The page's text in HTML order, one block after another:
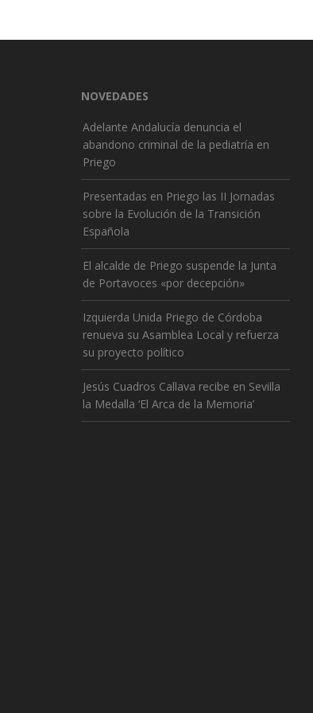
NOVEDADES
Adelante Andalucía denuncia el
abandono criminal de la pediatría en
Priego
Presentadas en Priego las II Jornadas
sobre la Evolución de la Transición
Española
El alcalde de Priego suspende la Junta
de Portavoces «por decepción»
Izquierda Unida Priego de Córdoba
renueva su Asamblea Local y refuerza
su proyecto político
Jesús Cuadros Callava recibe en Sevilla
la Medalla ‘El Arca de la Memoria’